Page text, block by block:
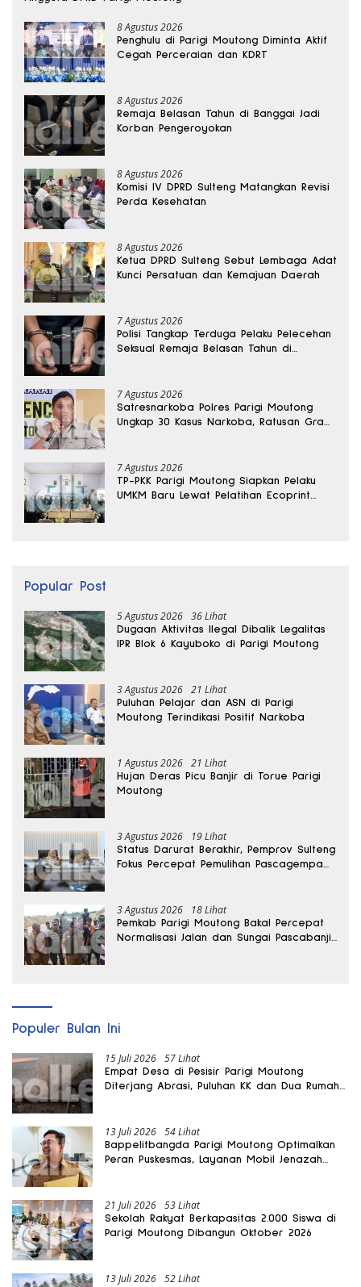
8 Agustus 2026
Penghulu di Parigi Moutong Diminta Aktif
Cegah Perceraian dan KDRT
8 Agustus 2026
Remaja Belasan Tahun di Banggai Jadi
Korban Pengeroyokan
8 Agustus 2026
Komisi IV DPRD Sulteng Matangkan Revisi
Perda Kesehatan
8 Agustus 2026
Ketua DPRD Sulteng Sebut Lembaga Adat
Kunci Persatuan dan Kemajuan Daerah
7 Agustus 2026
Polisi Tangkap Terduga Pelaku Pelecehan
Seksual Remaja Belasan Tahun di
7 Agustus 2026
Satresnarkoba Polres Parigi Moutong
Ungkap 30 Kasus Narkoba, Ratusan Gram
7 Agustus 2026
TP-PKK Parigi Moutong Siapkan Pelaku
UMKM Baru Lewat Pelatihan Ecoprint
Popular Post
5 Agustus 2026 36 Lihat
Dugaan Aktivitas Ilegal Dibalik Legalitas
IPR Blok 6 Kayuboko di Parigi Moutong
3 Agustus 2026 21 Lihat
Puluhan Pelajar dan ASN di Parigi
Moutong Terindikasi Positif Narkoba
1 Agustus 2026 21 Lihat
Hujan Deras Picu Banjir di Torue Parigi
Moutong
3 Agustus 2026 19 Lihat
Status Darurat Berakhir, Pemprov Sulteng
Fokus Percepat Pemulihan Pascagempa
3 Agustus 2026 18 Lihat
Pemkab Parigi Moutong Bakal Percepat
Normalisasi Jalan dan Sungai Pascabanjir
Populer Bulan Ini
15 Juli 2026 57 Lihat
Empat Desa di Pesisir Parigi Moutong
Diterjang Abrasi, Puluhan KK dan Dua Rumah
13 Juli 2026 54 Lihat
Bappelitbangda Parigi Moutong Optimalkan
Peran Puskesmas, Layanan Mobil Jenazah
21 Juli 2026 53 Lihat
Sekolah Rakyat Berkapasitas 2.000 Siswa di
Parigi Moutong Dibangun Oktober 2026
13 Juli 2026 52 Lihat